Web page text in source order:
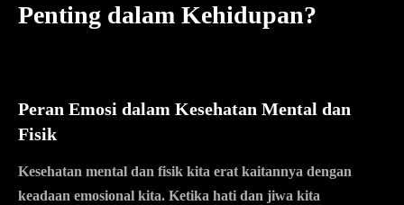
Penting dalam Kehidupan?
Peran Emosi dalam Kesehatan Mental dan
Fisik
Kesehatan mental dan fisik kita erat kaitannya dengan
keadaan emosional kita. Ketika hati dan jiwa kita